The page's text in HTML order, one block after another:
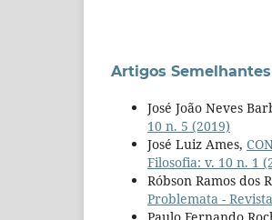
Artigos Semelhantes
José João Neves
10 n. 5 (2019)
José Luiz Ames,
Filosofia: v. 10 n. 1
Róbson Ramos dos
Problemata -